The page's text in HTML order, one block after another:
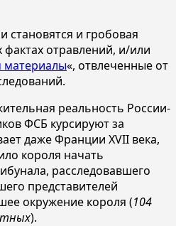
и гробовая
отравлений, и/или
материалы«, отвлеченные от
реальность России-
ФСБ курсируют за
даже Франции XVII века,
короля начать
расследовавшего
представителей
окружение короля (104
).